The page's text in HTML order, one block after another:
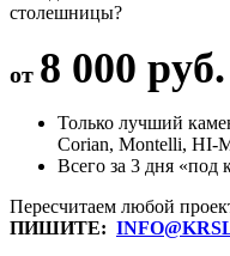
столешницы?
от 8 000 руб.
Только лучший
Corian, Montelli, HI-
Всего за 3 дня «под
Пересчитаем любой
ПИШИТЕ: